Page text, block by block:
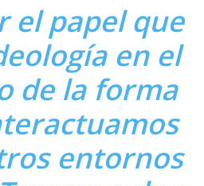
el papel que
en el
de la forma
entornos